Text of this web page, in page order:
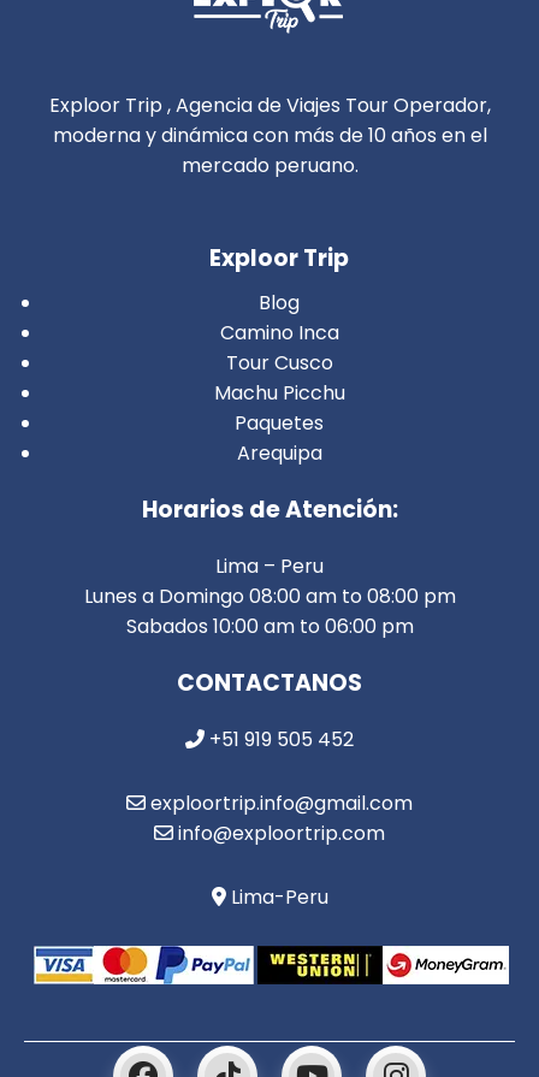
Exploor Trip , Agencia de Viajes Tour Operador,
moderna y dinámica con más de 10 años en el
mercado peruano.
Exploor Trip
Blog
Camino Inca
Tour Cusco
Machu Picchu
Paquetes
Arequipa
Horarios de Atención:
Lima – Peru
Lunes a Domingo 08:00 am to 08:00 pm
Sabados 10:00 am to 06:00 pm
CONTACTANOS
+51 919 505 452
exploortrip.info@gmail.com
info@exploortrip.com
Lima-Peru